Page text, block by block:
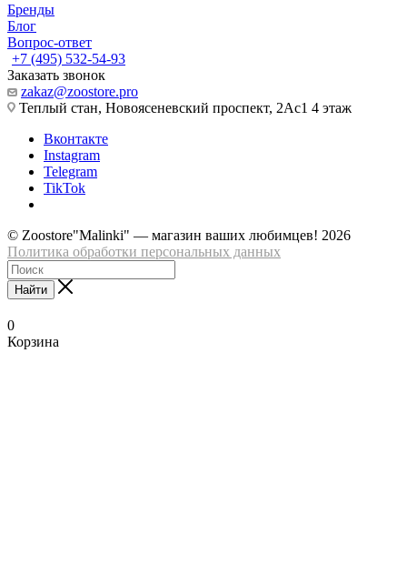
Бренды
Блог
Вопрос-ответ
+7 (495) 532-54-93
Заказать звонок
zakaz@zoostore.pro
Теплый стан, Новоясеневский проспект, 2Ас1 4 этаж
Вконтакте
Instagram
Telegram
TikTok
© Zoostore"Malinki" — магазин ваших любимцев! 2026
Политика обработки персональных данных
Найти
0
Корзина